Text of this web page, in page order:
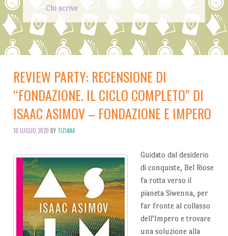
Chi scrive
REVIEW PARTY: RECENSIONE DI
“FONDAZIONE. IL CICLO COMPLETO” DI
ISAAC ASIMOV – FONDAZIONE E IMPERO
10 LUGLIO 2020 BY TIZIANA
Guidato dal desiderio
di conquiste, Bel Riose
fa rotta verso il
pianeta Siwenna, per
far fronte al collasso
dell’Impero e trovare
una soluzione alla